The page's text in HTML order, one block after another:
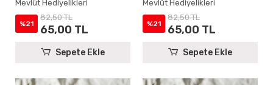
Mevlüt Hediyelikleri
Mevlüt Hediyelikleri
%21
82,50 TL
65,00 TL
Sepete Ekle
Mevlüt Hediyelikleri
Mevlüt Hediyelikleri
%21
82,50 TL
65,00 TL
Sepete Ekle